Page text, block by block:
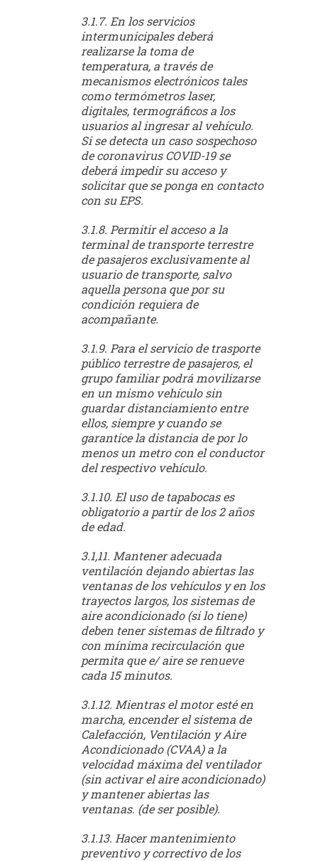
3.1.7. En los servicios
intermunicipales deberá
realizarse la toma de
temperatura, a través de
mecanismos electrónicos tales
como termómetros laser,
digitales, termográficos a los
usuarios al ingresar al vehículo.
Si se detecta un caso sospechoso
de coronavirus COVID-19 se
deberá impedir su acceso y
solicitar que se ponga en contacto
con su EPS.
3.1.8. Permitir el acceso a la
terminal de transporte terrestre
de pasajeros exclusivamente al
usuario de transporte, salvo
aquella persona que por su
condición requiera de
acompañante.
3.1.9. Para el servicio de trasporte
público terrestre de pasajeros, el
grupo familiar podrá movilizarse
en un mismo vehículo sin
guardar distanciamiento entre
ellos, siempre y cuando se
garantice la distancia de por lo
menos un metro con el conductor
del respectivo vehículo.
3.1.10. El uso de tapabocas es
obligatorio a partir de los 2 años
de edad.
3.1,11. Mantener adecuada
ventilación dejando abiertas las
ventanas de los vehículos y en los
trayectos largos, los sistemas de
aire acondicionado (si lo tiene)
deben tener sistemas de filtrado y
con mínima recirculación que
permita que e/ aire se renueve
cada 15 minutos.
3.1.12. Mientras el motor esté en
marcha, encender el sistema de
Calefacción, Ventilación y Aire
Acondicionado (CVAA) a la
velocidad máxima del ventilador
(sin activar el aire acondicionado)
y mantener abiertas las
ventanas. (de ser posible).
3.1.13. Hacer mantenimiento
preventivo y correctivo de los